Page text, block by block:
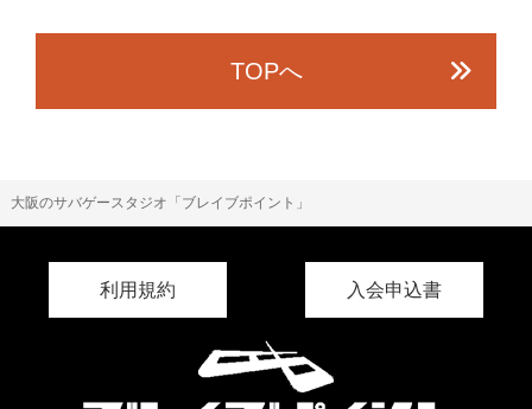
TOPへ
大阪のサバゲースタジオ「ブレイブポイント」
利用規約 入会申込書